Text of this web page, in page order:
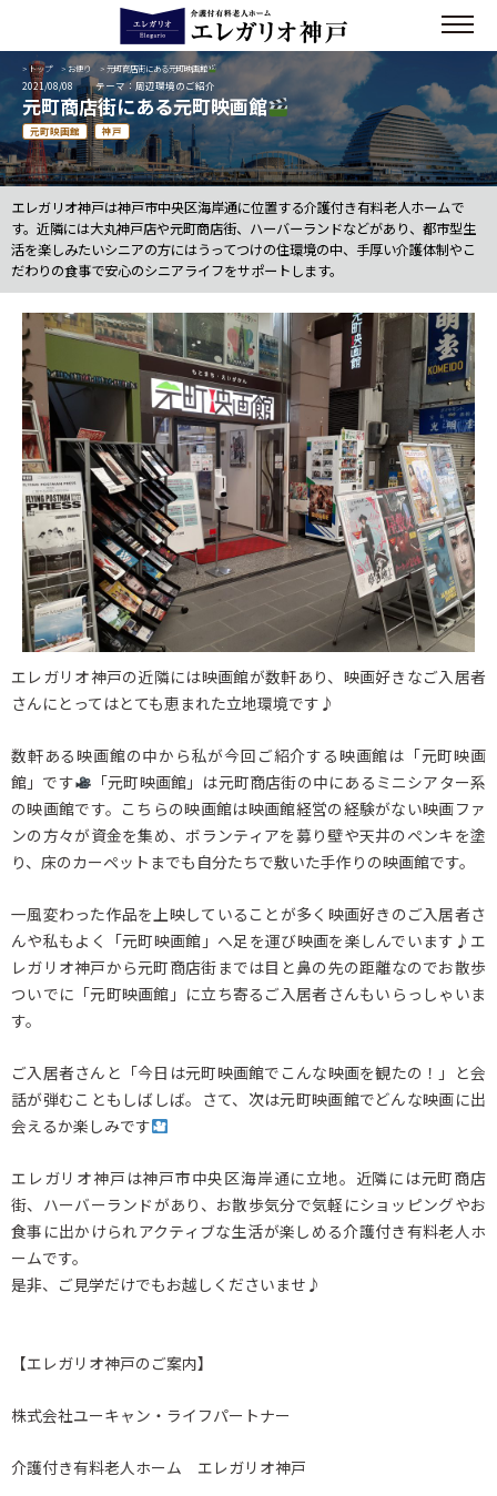
>トップ >お便り > 元町商店街にある元町映画館
2021/08/08 テーマ：周辺環境のご紹介
元町商店街にある元町映画館
元町映画館 神戸
エレガリオ神戸は神戸市中央区海岸通に位置する介護付き有料老人ホームで
す。近隣には大丸神戸店や元町商店街、ハーバーランドなどがあり、都市型生
活を楽しみたいシニアの方にはうってつけの住環境の中、手厚い介護体制やこ
だわりの食事で安心のシニアライフをサポートします。
エレガリオ神戸の近隣には映画館が数軒あり、映画好きなご入居者
さんにとってはとても恵まれた立地環境です♪
数軒ある映画館の中から私が今回ご紹介する映画館は「元町映画
館」です
「元町映画館」は元町商店街の中にあるミニシアター系
の映画館です。こちらの映画館は映画館経営の経験がない映画ファ
ンの方々が資金を集め、ボランティアを募り壁や天井のペンキを塗
り、床のカーペットまでも自分たちで敷いた手作りの映画館です。
一風変わった作品を上映していることが多く映画好きのご入居者さ
んや私もよく「元町映画館」へ足を運び映画を楽しんでいます♪エ
レガリオ神戸から元町商店街までは目と鼻の先の距離なのでお散歩
ついでに「元町映画館」に立ち寄るご入居者さんもいらっしゃいま
す。
ご入居者さんと「今日は元町映画館でこんな映画を観たの！」と会
話が弾むこともしばしば。さて、次は元町映画館でどんな映画に出
会えるか楽しみです
エレガリオ神戸は神戸市中央区海岸通に立地。近隣には元町商店
街、ハーバーランドがあり、お散歩気分で気軽にショッピングやお
食事に出かけられアクティブな生活が楽しめる介護付き有料老人ホ
ームです。
是非、ご見学だけでもお越しくださいませ♪
【エレガリオ神戸のご案内】
株式会社ユーキャン・ライフパートナー
介護付き有料老人ホーム エレガリオ神戸